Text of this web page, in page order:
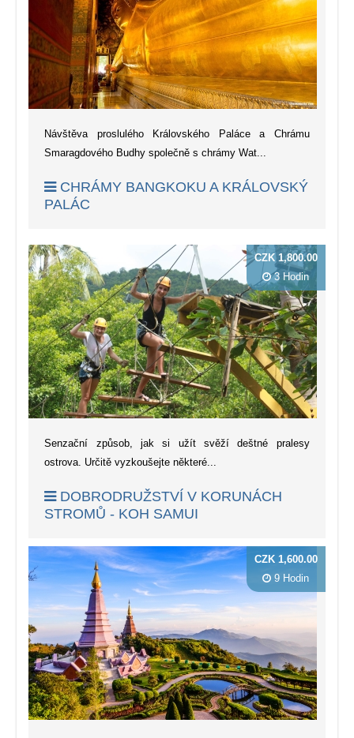
Návštěva proslulého Královského Paláce a Chrámu
Smaragdového Budhy společně s chrámy Wat...
CHRÁMY BANGKOKU A KRÁLOVSKÝ
PALÁC
Senzační způsob, jak si užít svěží deštné pralesy
ostrova. Určitě vyzkoušejte některé...
DOBRODRUŽSTVÍ V KORUNÁCH
STROMŮ - KOH SAMUI
CZK 1,800.00
3 Hodin
CZK 1,600.00
9 Hodin